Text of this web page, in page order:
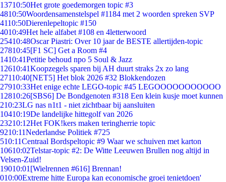
13710:50Het grote goedemorgen topic #3
4810:50Woordensamenstelspel #1184 met 2 woorden spreken SVP
4110:50Dierenlepeltopic #150
4010:49Het hele alfabet #108 en 4letterwoord
25410:48Oscar Piastri: Over 10 jaar de BESTE allertijden-topic
27810:45[F1 SC] Get a Room #4
1410:41Petitie behoud npo 5 Soul & Jazz
12610:41Koopzegels sparen bij AH duurt straks 2x zo lang
27110:40[NET5] Het blok 2026 #32 Blokkendozen
27910:33Het enige echte LEGO-topic #45 LEGOOOOOOOOOOO
12810:26[SBS6] De Bondgenoten #318 Een klein kusje moet kunnen
210:23LG nas n1t1 - niet zichtbaar bij aansluiten
10410:19De landelijke hittegolf van 2026
23210:12Het FOK!kers maken teringherrie topic
9210:11Nederlandse Politiek #725
510:11Centraal Bordspeltopic #9 Waar we schuiven met karton
10610:02Telstar-topic #2: De Witte Leeuwen Brullen nog altijd in
Velsen-Zuid!
19010:01 [Wielrennen #616] Brennan!
010:00Extreme hitte Europa kan economische groei tenietdoen'